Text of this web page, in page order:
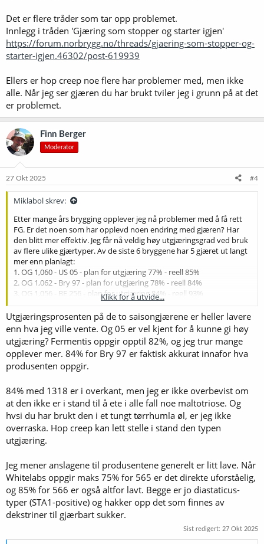
Noen ganger kan høy utgjæring fungere, men i disse tilfelle har ølet
blitt for tørt. Nå har jeg prøvd meg med laktose, men tørr ikke å
bruke så mye som beregningene tilsier. Jeg har økt mesketemp på
en del brygg også uten at det ser ut til hjelpe. Kan det være noe
annet ?
Det er flere tråder som tar opp problemet.
Innlegg i tråden 'Gjæring som stopper og starter igjen'
https://forum.norbrygg.no/threads/gjaering-som-stopper-og-
starter-igjen.46302/post-619939
Ellers er hop creep noe flere har problemer med, men ikke
alle. Når jeg ser gjæren du har brukt tviler jeg i grunn på at det
er problemet.
Finn Berger
Moderator
27 Okt 2025 #4
Miklabol skrev:
Etter mange års brygging opplever jeg nå problemer med å få rett
FG. Er det noen som har opplevd noen endring med gjæren? Har
den blitt mer effektiv. Jeg får nå veldig høy utgjæringsgrad ved bruk
av flere ulike gjærtyper. Av de siste 6 bryggene har 5 gjæret ut langt
mer enn planlagt:
1. OG 1,060 - US 05 - plan for utgjæring 77% - reell 85%
2. OG 1,062 - Bry 97 - plan for utgjæring 78% - reell 84%
3. OG 1,056 - BE 256 - plan for utgjæring 84% - reell 93%
4. OG 1,074 - WLP 566 - plan for utgjæring 84% - reell 95%
5. OG 1,051 - Wyeast 1318 - plan for utgjæring 75% - reell 84%
Noen ganger kan høy utgjæring fungere, men i disse tilfelle har ølet
blitt for tørt. Nå har jeg prøvd meg med laktose, men tørr ikke å
bruke så mye som beregningene tilsier. Jeg har økt mesketemp på
en del brygg også uten at det ser ut til hjelpe. Kan det være noe
Klikk for å utvide...
Utgjæringsprosenten på de to saisongjærene er heller lavere
enn hva jeg ville vente. Og 05 er vel kjent for å kunne gi høy
utgjæring? Fermentis oppgir opptil 82%, og jeg trur mange
opplever mer. 84% for Bry 97 er faktisk akkurat innafor hva
produsenten oppgir.
84% med 1318 er i overkant, men jeg er ikke overbevist om
at den ikke er i stand til å ete i alle fall noe maltotriose. Og
hvsi du har brukt den i et tungt tørrhumla øl, er jeg ikke
overraska. Hop creep kan lett stelle i stand den typen
utgjæring.
Jeg mener anslagene til produsentene generelt er litt lave. Når
Whitelabs oppgir maks 75% for 565 er det direkte uforståelig,
og 85% for 566 er også altfor lavt. Begge er jo diastaticus-
typer (STA1-positive) og hakker opp det som finnes av
dekstriner til gjærbart sukker.
Sist redigert: 27 Okt 2025